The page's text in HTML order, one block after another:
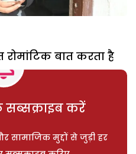
रोमांटिक बात करता है
सब्सक्राइब करें
सामाजिक मुद्दों से जुड़ी हर